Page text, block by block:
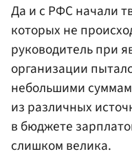
Да и с РФС начали
которых не
руководитель при
организации
небольшими
из различных
в бюджете
слишком велика.